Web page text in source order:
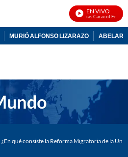
EN VIVO
Noticias Caracol En Vivo
MURIÓ ALFONSO LIZARAZO
¿En qué consiste la Reforma Migratoria de la